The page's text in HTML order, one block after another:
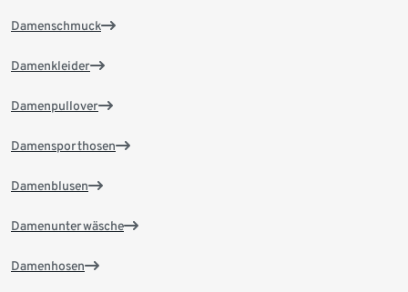
Damenschmuck
Damenkleider
Damenpullover
Damensporthosen
Damenblusen
Damenunterwäsche
Damenhosen